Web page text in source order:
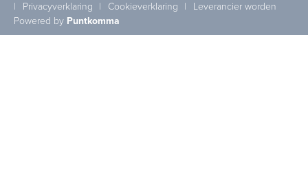
Privacyverklaring
Cookieverklaring
Leverancier worden
Powered by Puntkomma